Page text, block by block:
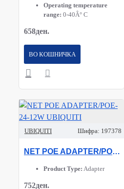
Operating temperature
range: 0-40Â° C
658ден.
ВО КОШНИЧКА
UBIQUITI Шифра: 197378
NET POE ADAPTER/POE-24-12W UBIQUITI
Product Type: Adapter
752ден.